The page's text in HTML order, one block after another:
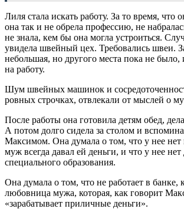
Лиля стала искать работу. За то время, что
она так и не обрела профессию, не
не знала, кем бы она могла устроиться.
увидела швейный цех. Требовались швеи.
небольшая, но другого места пока не было,
на работу.
Шум швейных машинок и
ровных строчках, отвлекали от мыслей о
После работы она готовила детям обед,
А потом долго сидела за столом и
Максимом. Она думала о том, что у нее нет
муж всегда давал ей деньги, и что у нее нет
специального образования.
Она думала о том, что не работает в банке,
любовница мужа, которая, как говорит
«зарабатывает приличные деньги».